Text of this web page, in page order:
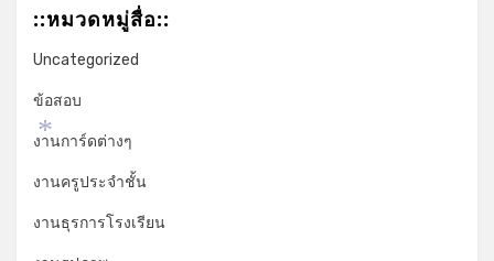
::หมวดหมู่สื่อ::
Uncategorized
ข้อสอบ
งานการ์ดต่างๆ
งานครูประจำชั้น
งานธุรการโรงเรียน